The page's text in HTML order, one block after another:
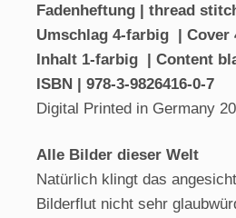
Fadenheftung | thread
Umschlag 4-farbig | Cover
Inhalt 1-farbig | Content
ISBN | 978-3-9826416-0-7
Digital Printed in Germany
Alle Bilder dieser Welt
Natürlich klingt das
Bilderflut nicht sehr